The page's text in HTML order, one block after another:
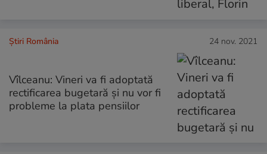
Știri România 24 nov. 2021
Vîlceanu: Vineri va fi adoptată
rectificarea bugetară și nu vor fi
probleme la plata pensiilor